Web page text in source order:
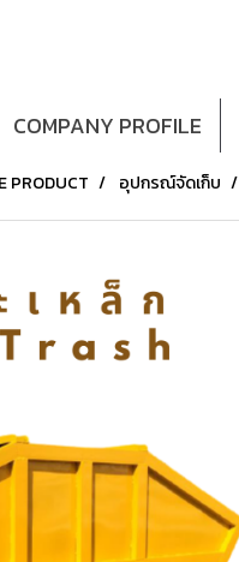
COMPANY PROFILE
PRODUCT อุปกรณ์จัดเก็บ